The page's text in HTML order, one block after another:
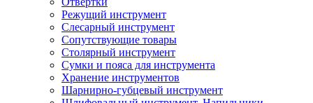
Режущий инструмент
Слесарный инструмент
Сопутствующие товары
Столярный инструмент
Сумки и пояса для инструмента
Хранение инструментов
Шарнирно-губцевый инструмент